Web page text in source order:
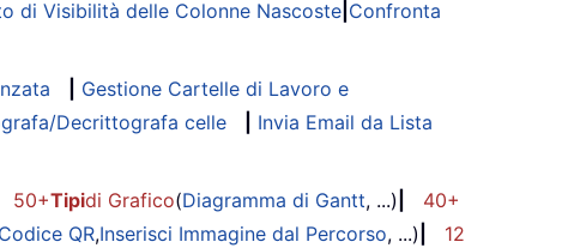
di Visibilità delle Colonne Nascoste Confronta
Gestione Cartelle di Lavoro e
Decrittografa celle
Invia Email da Lista
50+Tipidi Grafico(Diagramma di Gantt, ...)
40+
QR,Inserisci Immagine dal Percorso, ...)
12